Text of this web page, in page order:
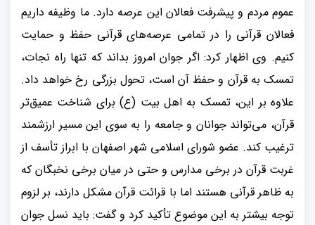
عموم مردم و پیشرفت فعالان این عرصه دارد. ما وظیفه داریم
فعالان قرآنی را در تمامی عرصه‌های قرآنی حفظ و حمایت
کنیم. وی اظهار کرد: اگر جوان امروز بداند که تنها راه نجات،
تمسک به قرآن و حفظ آن است، تحول بزرگی رخ خواهد داد.
علاوه بر این، تمسک به اهل بیت (ع) برای شناخت عمیق‌تر
قرآن، می‌تواند جوانان و جامعه را به سوی این مسیر ارزشمند
ترغیب کند. عضو شورای اسلامی شهر اصفهان با ابراز تأسف از
غربت قرآن در برخی مدارس و حتی در میان برخی نخبگان که
به ظاهر قرآنی هستند اما با قرائت قرآن مشکل دارند، بر لزوم
توجه بیشتر به این موضوع تأکید کرد و گفت: باید نسل جوان